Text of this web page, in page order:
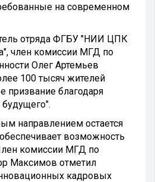
на современном
отряда ФГБУ "НИИ ЦПК
член комиссии МГД по
Олег Артемьев
100 тысяч жителей
благодаря
направлением остается
возможность
комиссии МГД по
Максимов отметил
кадровых